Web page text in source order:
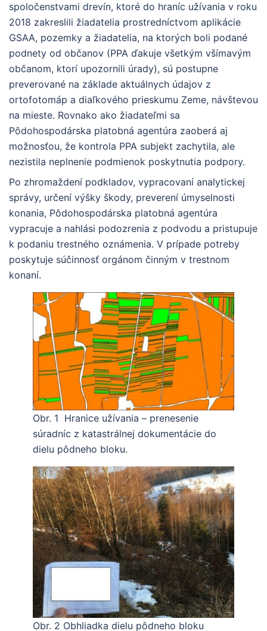
spoločenstvami drevín, ktoré do hraníc užívania v roku
2018 zakreslili žiadatelia prostredníctvom aplikácie
GSAA, pozemky a žiadatelia, na ktorých boli podané
podnety od občanov (PPA ďakuje všetkým všímavým
občanom, ktorí upozornili úrady), sú postupne
preverované na základe aktuálnych údajov z
ortofotomáp a diaľkového prieskumu Zeme, návštevou
na mieste. Rovnako ako žiadateľmi sa
Pôdohospodárska platobná agentúra zaoberá aj
možnosťou, že kontrola PPA subjekt zachytila, ale
nezistila neplnenie podmienok poskytnutia podpory.
Po zhromaždení podkladov, vypracovaní analytickej
správy, určení výšky škody, preverení úmyselnosti
konania, Pôdohospodárska platobná agentúra
vypracuje a nahlási podozrenia z podvodu a pristupuje
k podaniu trestného oznámenia. V prípade potreby
poskytuje súčinnosť orgánom činným v trestnom
konaní.
Obr. 1 Hranice užívania – prenesenie
súradníc z katastrálnej dokumentácie do
dielu pôdneho bloku.
Obr. 2 Obhliadka dielu pôdneho bloku